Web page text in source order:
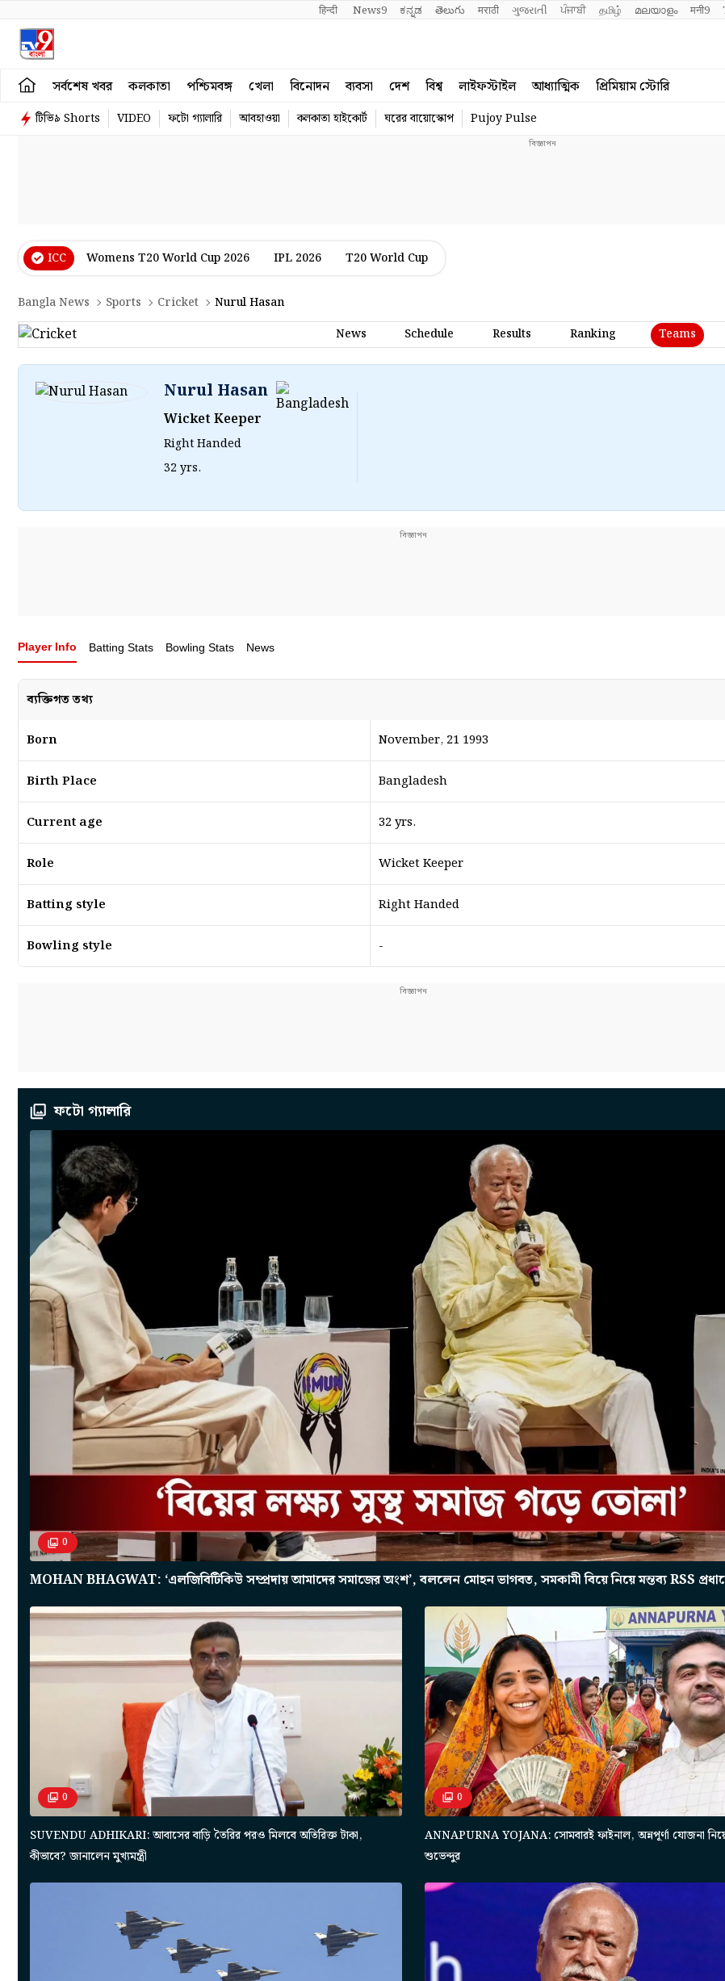
हिन्दी News9 ಕನ್ನಡ తెలుగు मराठी ગુજરાતી ਪੰਜਾਬੀ தமிழ் മലയാളം मनी9
সর্বশেষ খবর কলকাতা পশ্চিমবঙ্গ খেলা বিনোদন ব্যবসা দেশ বিশ্ব লাইফস্টাইল আধ্যাত্মিক প্রিমিয়াম স্টোরি
টিভি৯ Shorts VIDEO ফটো গ্যালারি আবহাওয়া কলকাতা হাইকোর্ট ঘরের বায়োস্কোপ Pujoy Pulse
ICC Womens T20 World Cup 2026 IPL 2026 T20 World Cup
Bangla News Sports Cricket
Nurul Hasan
News
Schedule Results Ranking Teams
Nurul Hasan
Wicket Keeper
Right Handed
32 yrs.
Player Info Batting Stats Bowling Stats News
ব্যক্তিগত তথ্য
Born November, 21 1993
Birth Place Bangladesh
Current age 32 yrs.
Role Wicket Keeper
Batting style Right Handed
Bowling style -
ফটো গ্যালারি
0
MOHAN BHAGWAT: ‘এলজিবিটিকিউ সম্প্রদায় আমাদের সমাজের অংশ’, বললেন মোহন ভাগবত, সমকামী বিয়ে নিয়ে মন্তব্য RSS
0
SUVENDU ADHIKARI: আবাসের বাড়ি তৈরির পরও মিলবে অতিরিক্ত টাকা,
কীভাবে? জানালেন মুখ্যমন্ত্রী
0
ANNAPURNA YOJANA: সোমবারই ফাইনাল, অন্নপূর্ণা যোজনা
শুভেন্দুর